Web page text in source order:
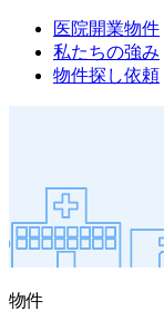
医院開業物件
私たちの強み
物件探し依頼
物件